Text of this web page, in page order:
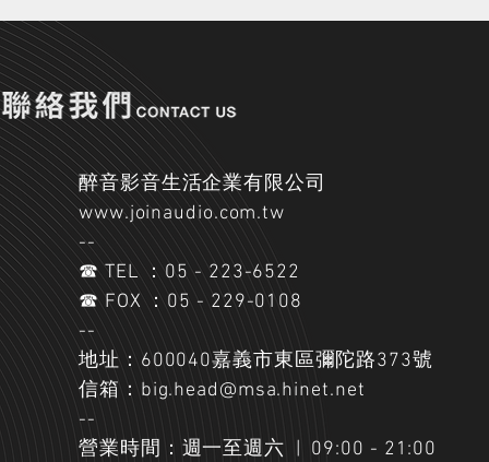
醉音影音生活企業有限公司
www.joinaudio.com.tw
--
☎ TEL ：05 - 223-6522
☎ FOX ：05 - 229-0108
--
地址：600040嘉義市東區彌陀路373號
信箱：big.head@msa.hinet.net
--
營業時間：週一至週六 | 09:00 - 21:00